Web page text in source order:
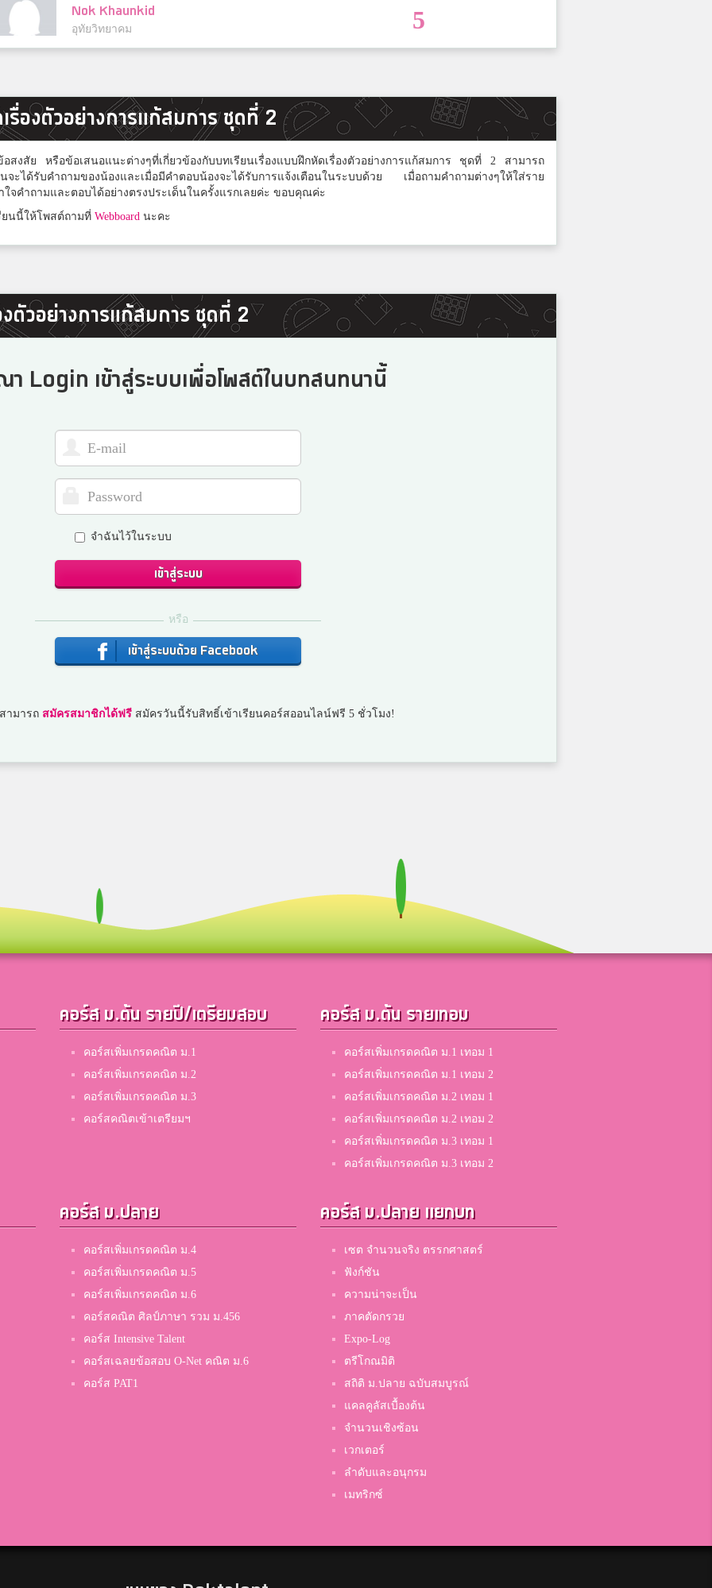
Nok Khaunkid
อุทัยวิทยาคม 5
คะแนน
โอ๊ค
โรงเรียนมัธยม 5
คะแนน
โดนัท
สาธิตวัดพระศรี 5
คะแนน
เลนส์ 5
พชิรา พรสุรัตน์
เจนวิทย์ ภัทราจรัสไพศาล
joyy
พนัสพิทยาคาร 5
คะแนน
เซฟ
สาธิตแห่งมหาวิทยาลัยธรรมศาสตร์ 5
คะแนน
บูรณะรำลึก 5
คะแนน
เปรม
สวนกุหลาบวิทยาลัยรังสิต 5
5
กาญจนาภิเษก นครปฐม 5
ดาว
สังขะ
5
Sarasas wited bangbon
องตัวอย่างการแก้สมการ ชุดที่ 2
สงสัย หรือข้อเสนอแนะต่างๆที่เกี่ยวข้องกับบทเรียนเรื่องแบบฝึกหัดเรื่องตัวอย่างการแก้สมการ ชุดที่ 2 สามารถ
ได้รับคำถามของน้องและเมื่อมีคำตอบน้องจะได้รับการแจ้งเตือนในระบบด้วย เมื่อถามคำถามต่างๆให้ใส่ราย
จคำถามและตอบได้อย่างตรงประเด็นในครั้งแรกเลยค่ะ ขอบคุณค่ะ
ยนนี้ให้โพสต์ถามที่ Webboard นะคะ
วอย่างการแก้สมการ ชุดที่ 2
Login เข้าสู่ระบบเพื่อโพสต์ในบทสนทนานี้
จำฉันไว้ในระบบ
เข้าสู่ระบบ
หรือ
เข้าสู่ระบบด้วย Facebook
ามารถ สมัครสมาชิกได้ฟรีสมัครวันนี้รับสิทธิ์เข้าเรียนคอร์สออนไลน์ฟรี 5 ชั่วโมง!
คอร์ส ม.ต้น รายปี/เตรียมสอบ
คอร์สเพิ่มเกรดคณิต ม.1
คอร์สเพิ่มเกรดคณิต ม.2
คอร์สเพิ่มเกรดคณิต ม.3
คอร์สคณิตเข้าเตรียมฯ
คอร์ส ม.ต้น รายเทอม
คอร์สเพิ่มเกรดคณิต ม.1 เทอม 1
คอร์สเพิ่มเกรดคณิต ม.1 เทอม 2
คอร์สเพิ่มเกรดคณิต ม.2 เทอม 1
คอร์สเพิ่มเกรดคณิต ม.2 เทอม 2
คอร์สเพิ่มเกรดคณิต ม.3 เทอม 1
คอร์สเพิ่มเกรดคณิต ม.3 เทอม 2
คอร์ส ม.ปลาย
คอร์สเพิ่มเกรดคณิต ม.4
คอร์สเพิ่มเกรดคณิต ม.5
คอร์สเพิ่มเกรดคณิต ม.6
คอร์สคณิต ศิลป์ภาษา รวม ม.456
คอร์ส Intensive Talent
คอร์สเฉลยข้อสอบ O-Net คณิต ม.6
คอร์ส PAT1
คอร์ส ม.ปลาย แยกบท
เซต จำนวนจริง ตรรกศาสตร์
ฟังก์ชัน
ความน่าจะเป็น
ภาคตัดกรวย
Expo-Log
ตรีโกณมิติ
สถิติ ม.ปลาย ฉบับสมบูรณ์
แคลคูลัสเบื้องต้น
จำนวนเชิงซ้อน
เวกเตอร์
ลำดับและอนุกรม
เมทริกซ์